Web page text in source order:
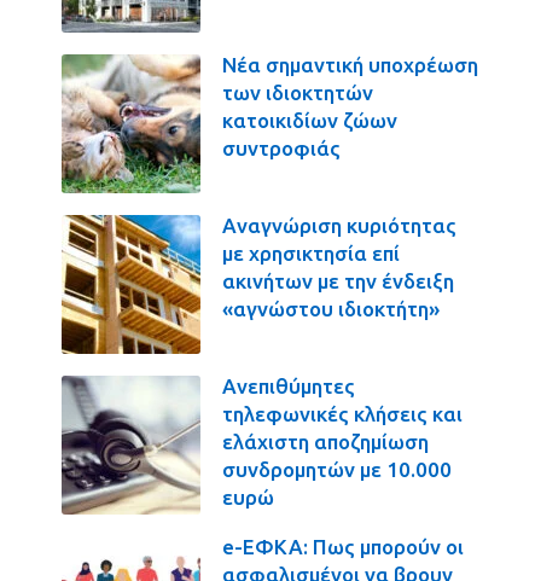
Νέα σημαντική υποχρέωση
των ιδιοκτητών
κατοικιδίων ζώων
συντροφιάς
Αναγνώριση κυριότητας
με χρησικτησία επί
ακινήτων με την ένδειξη
«αγνώστου ιδιοκτήτη»
Ανεπιθύμητες
τηλεφωνικές κλήσεις και
ελάχιστη αποζημίωση
συνδρομητών με 10.000
ευρώ
e-ΕΦΚΑ: Πως μπορούν οι
ασφαλισμένοι να βρουν